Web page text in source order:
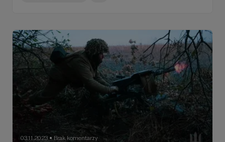
03.11.2023 ● Brak komentarzy